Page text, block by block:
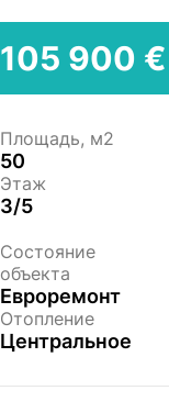
105 900 €
Площадь, м2
50
Этаж
3/5
Состояние
объекта
Евроремонт
Отопление
Центральное